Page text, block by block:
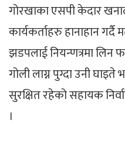
गोरखाका एसपी केदार
कार्यकर्ताहरु हानाहान
झडपलाई नियन्णत्रमा लिन
गोली लाग्न पुग्दा उनी
सुरक्षित रहेको सहायक
।